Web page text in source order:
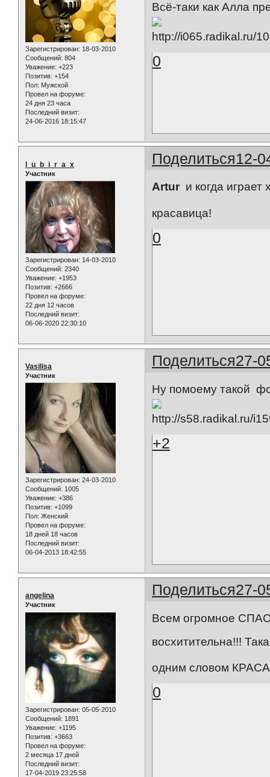
Зарегистрирован: 18-03-2010
Сообщений: 804
Уважение: +223
Позитив: +154
Пол: Мужской
Провел на форуме:
24 дня 23 часа
Последний визит:
24-06-2016 18:15:47
Всё-таки как Алла
0
Поделиться12-
l_u_b_i_r_a_x
Участник
Зарегистрирован: 14-03-2010
Сообщений: 2340
Уважение: +1953
Позитив: +2666
Провел на форуме:
22 дня 12 часов
Последний визит:
06-06-2020 22:30:10
Artur и когда
красавица!
0
Поделиться27-
Vasilisa
Участник
Зарегистрирован: 24-03-2010
Сообщений: 1005
Уважение: +386
Позитив: +1099
Пол: Женский
Провел на форуме:
18 дней 18 часов
Последний визит:
06-04-2013 18:42:55
Ну помоему такой
+2
Поделиться27-
angelina
Участник
Зарегистрирован: 05-05-2010
Сообщений: 1891
Уважение: +1195
Позитив: +3663
Провел на форуме:
2 месяца 17 дней
Последний визит:
17-04-2019 23:25:58
Всем огромное
восхитительна!!!
одним словом
0